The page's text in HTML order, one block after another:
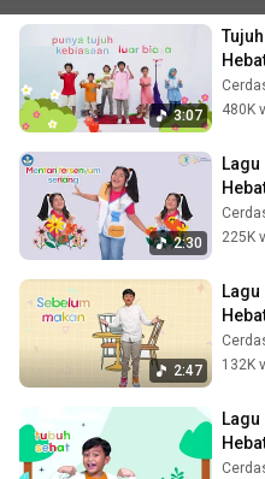
3:07
480K
2:30
225K
2:47
132K